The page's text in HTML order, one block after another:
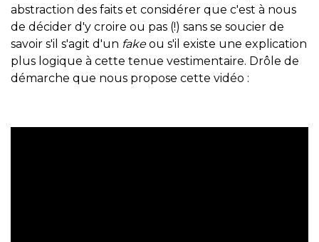
abstraction des faits et considérer que c'est à nous
de décider d'y croire ou pas (!) sans se soucier de
savoir s'il s'agit d'un fakeou s'il existe une explication
plus logique à cette tenue vestimentaire. Drôle de
démarche que nous propose cette vidéo :